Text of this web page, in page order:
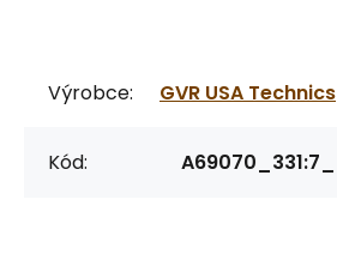
Výrobce: GVR USA Technics
Kód: A69070_331:7_